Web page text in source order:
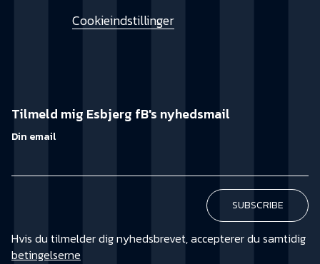
Cookieindstillinger
Tilmeld mig Esbjerg fB's nyhedsmail
Din email
Hvis du tilmelder dig nyhedsbrevet, accepterer du samtidig
betingelserne